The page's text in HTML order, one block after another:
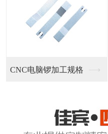
CNC电脑锣加工规格